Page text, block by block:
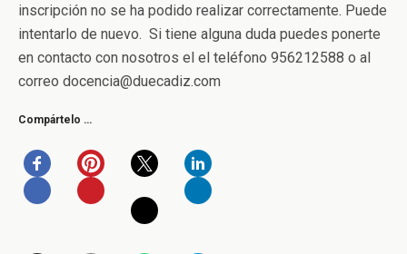
inscripción no se ha podido realizar correctamente. Puede
intentarlo de nuevo. Si tiene alguna duda puedes ponerte
en contacto con nosotros el el teléfono 956212588 o al
correo docencia@duecadiz.com
Compártelo …